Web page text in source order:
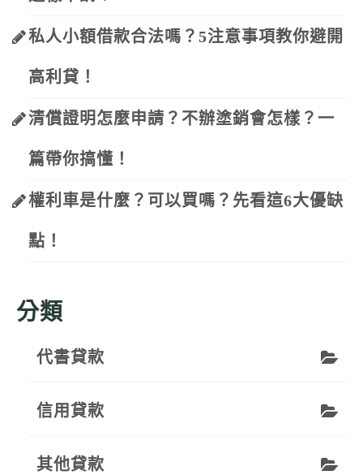
私人小額借款合法嗎？5注意事項教你避開
高利貸！
清償證明怎麼申請？不辦塗銷會怎樣？一
篇帶你搞懂！
權利車是什麼？可以買嗎？先看這6大優缺
點！
分類
代書貸款
信用貸款
其他貸款